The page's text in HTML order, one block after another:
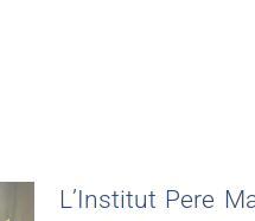
L’Institut Pere